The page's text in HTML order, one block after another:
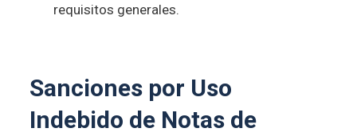
requisitos generales.
Sanciones por Uso
Indebido de Notas de